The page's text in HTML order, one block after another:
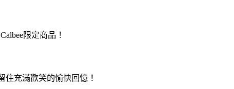
限定商品！
住充滿歡笑的愉快回憶！